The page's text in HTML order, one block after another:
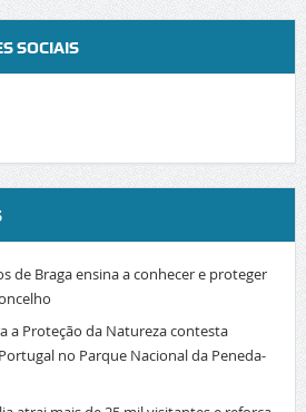
SOCIAIS
de Braga ensina a conhecer e proteger
a Proteção da Natureza contesta
no Parque Nacional da Peneda-